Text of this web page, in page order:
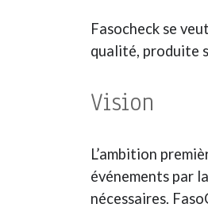
Fasocheck se
qualité, produite
Vision
L’ambition
événements par
nécessaires.